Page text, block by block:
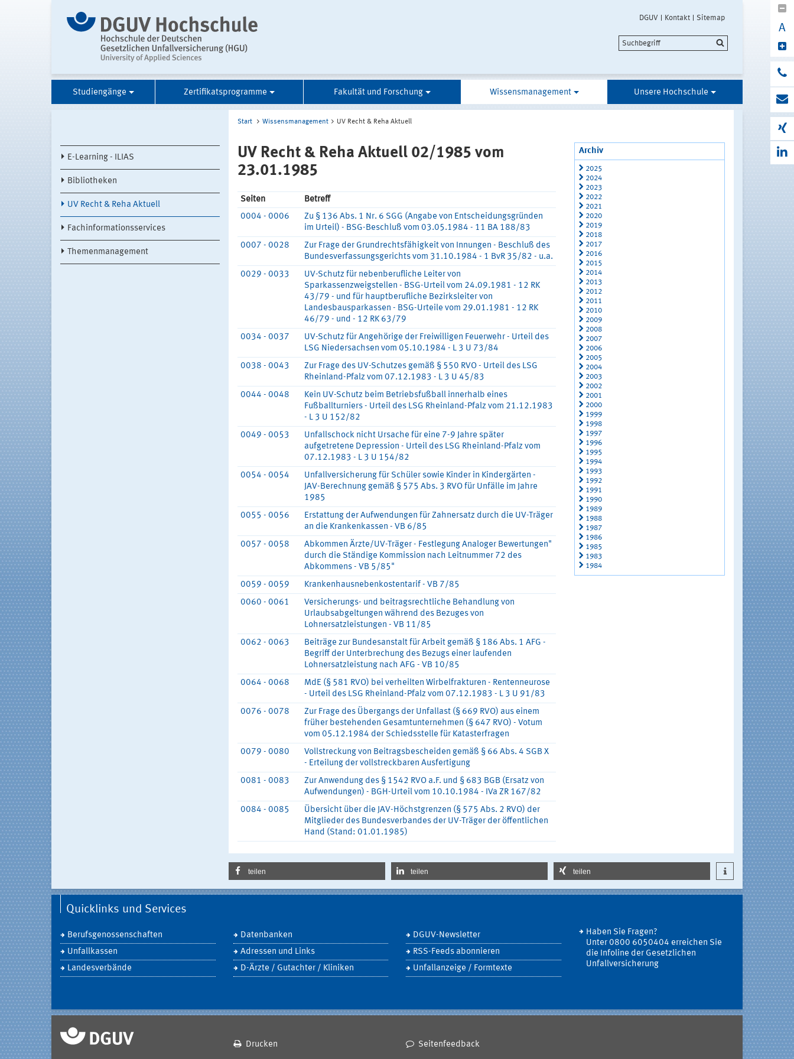
DGUV Kontakt Sitemap
A
Studiengänge Zertifikatsprogramme Fakultät und Forschung Wissensmanagement Unsere Hochschule
E-Learning - ILIAS
Bibliotheken
UV Recht & Reha Aktuell
Fachinformationsservices
Themenmanagement
Start Wissensmanagement UV Recht & Reha Aktuell
UV Recht & Reha Aktuell 02/1985 vom
23.01.1985
Seiten
Betreff
0004 - 0006
Zu § 136 Abs. 1 Nr. 6 SGG (Angabe von Entscheidungsgründen
im Urteil) - BSG-Beschluß vom 03.05.1984 - 11 BA 188/83
0007 - 0028
Zur Frage der Grundrechtsfähigkeit von Innungen - Beschluß des
Bundesverfassungsgerichts vom 31.10.1984 - 1 BvR 35/82 - u.a.
0029 - 0033
UV-Schutz für nebenberufliche Leiter von
Sparkassenzweigstellen - BSG-Urteil vom 24.09.1981 - 12 RK
43/79 - und für hauptberufliche Bezirksleiter von
Landesbausparkassen - BSG-Urteile vom 29.01.1981 - 12 RK
46/79 - und - 12 RK 63/79
0034 - 0037
UV-Schutz für Angehörige der Freiwilligen Feuerwehr - Urteil des
LSG Niedersachsen vom 05.10.1984 - L 3 U 73/84
0038 - 0043
Zur Frage des UV-Schutzes gemäß § 550 RVO - Urteil des LSG
Rheinland-Pfalz vom 07.12.1983 - L 3 U 45/83
0044 - 0048
Kein UV-Schutz beim Betriebsfußball innerhalb eines
Fußballturniers - Urteil des LSG Rheinland-Pfalz vom 21.12.1983
- L 3 U 152/82
0049 - 0053
Unfallschock nicht Ursache für eine 7-9 Jahre später
aufgetretene Depression - Urteil des LSG Rheinland-Pfalz vom
07.12.1983 - L 3 U 154/82
0054 - 0054
Unfallversicherung für Schüler sowie Kinder in Kindergärten -
JAV-Berechnung gemäß § 575 Abs. 3 RVO für Unfälle im Jahre
1985
0055 - 0056
Erstattung der Aufwendungen für Zahnersatz durch die UV-Träger
an die Krankenkassen - VB 6/85
0057 - 0058
Abkommen Ärzte/UV-Träger - Festlegung Analoger Bewertungen"
durch die Ständige Kommission nach Leitnummer 72 des
Abkommens - VB 5/85"
0059 - 0059
Krankenhausnebenkostentarif - VB 7/85
0060 - 0061
Versicherungs- und beitragsrechtliche Behandlung von
Urlaubsabgeltungen während des Bezuges von
Lohnersatzleistungen - VB 11/85
0062 - 0063
Beiträge zur Bundesanstalt für Arbeit gemäß § 186 Abs. 1 AFG -
Begriff der Unterbrechung des Bezugs einer laufenden
Lohnersatzleistung nach AFG - VB 10/85
0064 - 0068
MdE (§ 581 RVO) bei verheilten Wirbelfrakturen - Rentenneurose
- Urteil des LSG Rheinland-Pfalz vom 07.12.1983 - L 3 U 91/83
0076 - 0078
Zur Frage des Übergangs der Unfallast (§ 669 RVO) aus einem
früher bestehenden Gesamtunternehmen (§ 647 RVO) - Votum
vom 05.12.1984 der Schiedsstelle für Katasterfragen
0079 - 0080
Vollstreckung von Beitragsbescheiden gemäß § 66 Abs. 4 SGB X
- Erteilung der vollstreckbaren Ausfertigung
0081 - 0083
Zur Anwendung des § 1542 RVO a.F. und § 683 BGB (Ersatz von
Aufwendungen) - BGH-Urteil vom 10.10.1984 - IVa ZR 167/82
0084 - 0085
Übersicht über die JAV-Höchstgrenzen (§ 575 Abs. 2 RVO) der
Mitglieder des Bundesverbandes der UV-Träger der öffentlichen
Hand (Stand: 01.01.1985)
Archiv
2025
2024
2023
2022
2021
2020
2019
2018
2017
2016
2015
2014
2013
2012
2011
2010
2009
2008
2007
2006
2005
2004
2003
2002
2001
2000
1999
1998
1997
1996
1995
1994
1993
1992
1991
1990
1989
1988
1987
1986
1985
1983
1984
teilen teilen teilen
Quicklinks und Services
Berufsgenossenschaften
Unfallkassen
Landesverbände
Datenbanken
Adressen und Links
D-Ärzte / Gutachter / Kliniken
DGUV-Newsletter
RSS-Feeds abonnieren
Unfallanzeige / Formtexte
Haben Sie Fragen?
Unter 0800 6050404 erreichen Sie
die Infoline der Gesetzlichen
Unfallversicherung
Drucken Seitenfeedback